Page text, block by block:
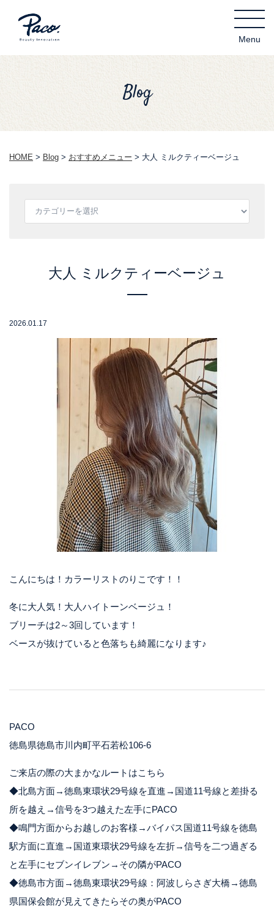
Blog
HOME > Blog > おすすめメニュー > 大人 ミルクティーベージュ
大人 ミルクティーベージュ
2026.01.17
こんにちは！カラーリストのりこです！！
冬に大人気！大人ハイトーンベージュ！
ブリーチは2～3回しています！
ベースが抜けていると色落ちも綺麗になります♪
PACO
徳島県徳島市川内町平石若松106-6
ご来店の際の大まかなルートはこちら
◆北島方面→徳島東環状29号線を直進→国道11号線と差掛る
所を越え→信号を3つ越えた左手にPACO
◆鳴門方面からお越しのお客様→バイパス国道11号線を徳島
駅方面に直進→国道東環状29号線を左折→信号を二つ過ぎる
と左手にセブンイレブン→その隣がPACO
◆徳島市方面→徳島東環状29号線：阿波しらさぎ大橋→徳島
県国保会館が見えてきたらその奥がPACO